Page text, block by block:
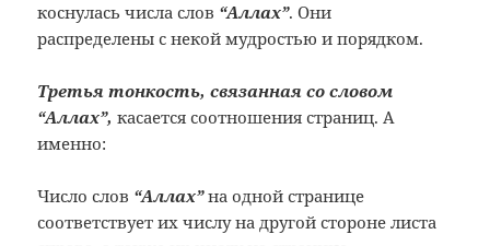
коснулась числа слов “Аллах”. Они
распределены с некой мудростью и порядком.
Третья тонкость, связанная со словом
“Аллах”, касается соотношения страниц. А
именно:
Число слов “Аллах”на одной странице
соответствует их числу на другой стороне листа